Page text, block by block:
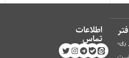
اطلاعات
تماس